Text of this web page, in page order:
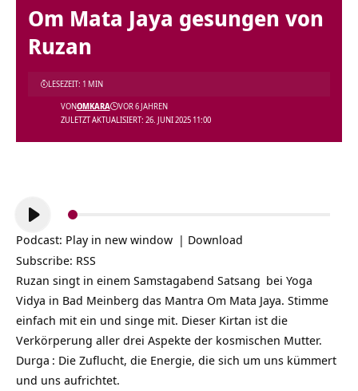
Om Mata Jaya gesungen von
Ruzan
ZULETZT AKTUALISIERT: 26. JUNI 2025 11:00
VONOMKARA VOR 6 JAHREN
LESEZEIT: 1 MIN
Audio-
Player
Podcast: Play in new window | Download
Subscribe: RSS
Ruzan singt in einem Samstagabend Satsang bei Yoga
Vidya in Bad Meinberg das Mantra Om Mata Jaya. Stimme
einfach mit ein und singe mit. Dieser Kirtan ist die
Verkörperung aller drei Aspekte der kosmischen Mutter.
Durga : Die Zuflucht, die Energie, die sich um uns kümmert
und uns aufrichtet.